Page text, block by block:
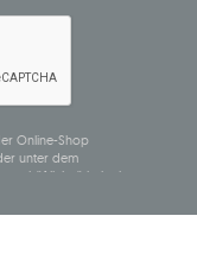
Online-Shop
unter dem
tätig ist, in